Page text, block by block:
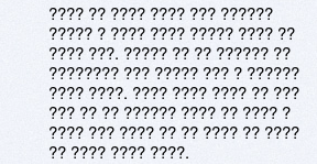
???? ?? ???? ???? ??? ??????
????? ? ???? ???? ????? ???? ??
???? ???. ????? ?? ?? ?????? ??
???????? ??? ????? ??? ? ??????
???? ????. ???? ???? ???? ?? ???
??? ?? ?? ?????? ???? ?? ???? ?
???? ??? ???? ?? ?? ???? ?? ????
?? ???? ???? ????.